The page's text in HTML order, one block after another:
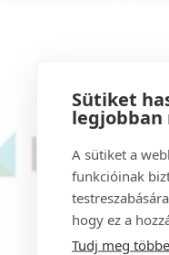
Sütiket
legjobban
A sütiket a
funkcióinak
hogy ez a
Tudj meg